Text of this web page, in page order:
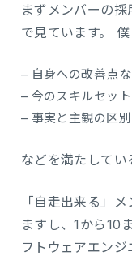
まずメンバーの
で見ています。
– 自身への改善点
– 今のスキルセッ
– 事実と主観の区
などを満たしてい
「自走出来る」
ますし、1から10
フトウェアエン